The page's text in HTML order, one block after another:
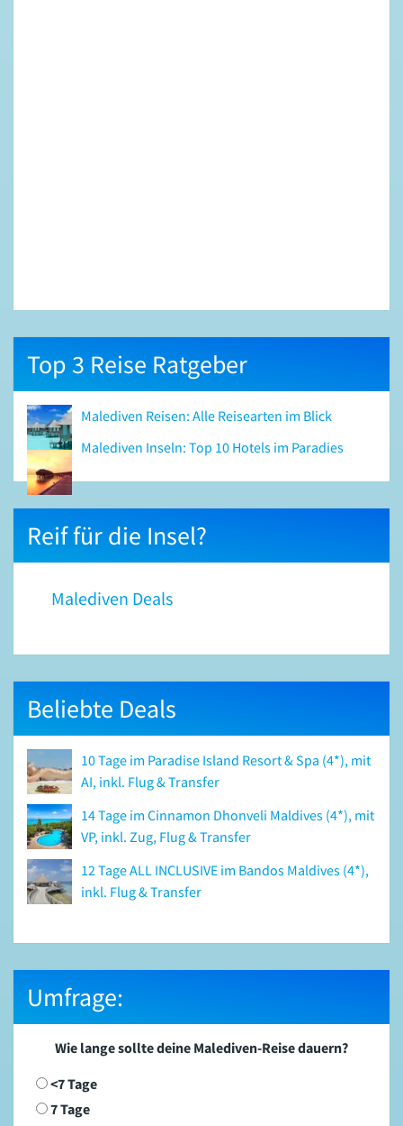
Top 3 Reise Ratgeber
Malediven Reisen: Alle Reisearten im Blick
Malediven Inseln: Top 10 Hotels im Paradies
Reif für die Insel?
Malediven Deals
Beliebte Deals
10 Tage im Paradise Island Resort & Spa (4*), mit
AI, inkl. Flug & Transfer
14 Tage im Cinnamon Dhonveli Maldives (4*), mit
VP, inkl. Zug, Flug & Transfer
12 Tage ALL INCLUSIVE im Bandos Maldives (4*),
inkl. Flug & Transfer
Umfrage:
Wie lange sollte deine Malediven-Reise dauern?
<7 Tage
7 Tage